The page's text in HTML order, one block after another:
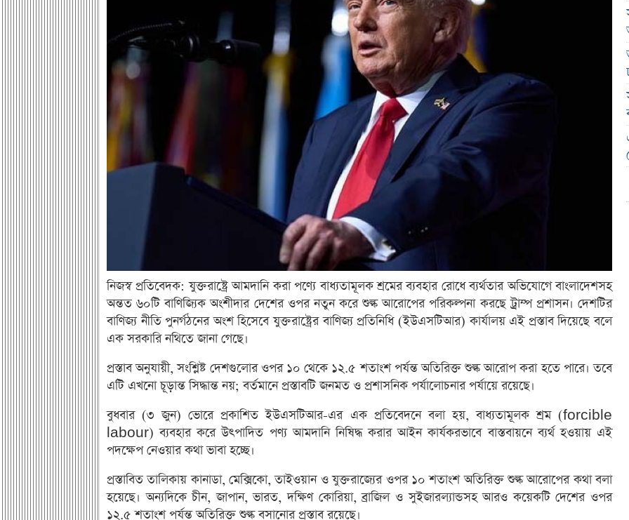
নিজস্ব প্রতিবেদক: যুক্তরাষ্ট্রে আমদানি করা পণ্যে বাধ্যতামূলক শ্রমের ব্যবহার রোধে ব্যর্থতার অভিযোগে বাংলাদেশসহ
অন্তত ৬০টি বাণিজ্যিক অংশীদার দেশের ওপর নতুন করে শুল্ক আরোপের পরিকল্পনা করছে ট্রাম্প প্রশাসন। দেশটির
বাণিজ্য নীতি পুনর্গঠনের অংশ হিসেবে যুক্তরাষ্ট্রের বাণিজ্য প্রতিনিধি (ইউএসটিআর) কার্যালয় এই প্রস্তাব দিয়েছে বলে
এক সরকারি নথিতে জানা গেছে।
প্রস্তাব অনুযায়ী, সংশ্লিষ্ট দেশগুলোর ওপর ১০ থেকে ১২.৫ শতাংশ পর্যন্ত অতিরিক্ত শুল্ক আরোপ করা হতে পারে। তবে
এটি এখনো চূড়ান্ত সিদ্ধান্ত নয়; বর্তমানে প্রস্তাবটি জনমত ও প্রশাসনিক পর্যালোচনার পর্যায়ে রয়েছে।
বুধবার (৩ জুন) ভোরে প্রকাশিত ইউএসটিআর-এর এক প্রতিবেদনে বলা হয়, বাধ্যতামূলক শ্রম (forcible
labour) ব্যবহার করে উৎপাদিত পণ্য আমদানি নিষিদ্ধ করার আইন কার্যকরভাবে বাস্তবায়নে ব্যর্থ হওয়ায় এই
পদক্ষেপ নেওয়ার কথা ভাবা হচ্ছে।
প্রস্তাবিত তালিকায় কানাডা, মেক্সিকো, তাইওয়ান ও যুক্তরাজ্যের ওপর ১০ শতাংশ অতিরিক্ত শুল্ক আরোপের কথা বলা
হয়েছে। অন্যদিকে চীন, জাপান, ভারত, দক্ষিণ কোরিয়া, ব্রাজিল ও সুইজারল্যান্ডসহ আরও কয়েকটি দেশের ওপর
১২.৫ শতাংশ পর্যন্ত অতিরিক্ত শুল্ক বসানোর প্রস্তাব রয়েছে।